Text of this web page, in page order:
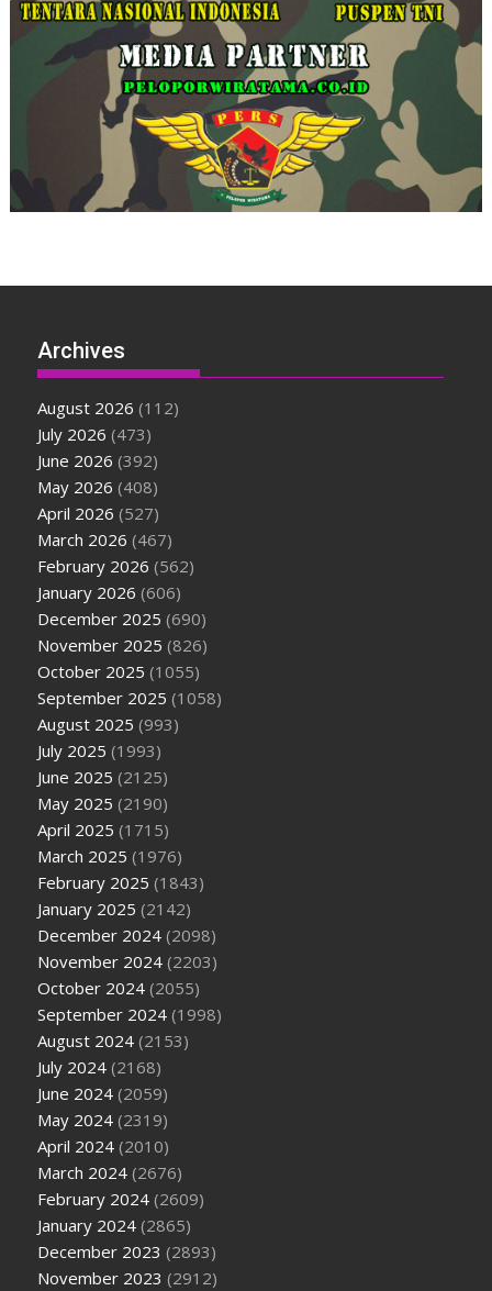
Archives
August 2026 (112)
July 2026 (473)
June 2026 (392)
May 2026 (408)
April 2026 (527)
March 2026 (467)
February 2026 (562)
January 2026 (606)
December 2025 (690)
November 2025 (826)
October 2025 (1055)
September 2025 (1058)
August 2025 (993)
July 2025 (1993)
June 2025 (2125)
May 2025 (2190)
April 2025 (1715)
March 2025 (1976)
February 2025 (1843)
January 2025 (2142)
December 2024 (2098)
November 2024 (2203)
October 2024 (2055)
September 2024 (1998)
August 2024 (2153)
July 2024 (2168)
June 2024 (2059)
May 2024 (2319)
April 2024 (2010)
March 2024 (2676)
February 2024 (2609)
January 2024 (2865)
December 2023 (2893)
November 2023 (2912)